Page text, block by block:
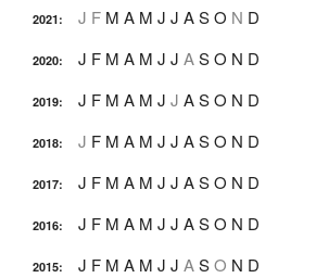
2021: J F M A M J J ASO N D
2020: J F M A M J J ASO N D
2019: J F M A M J J ASO N D
2018: J F M A M J J ASO N D
2017: J F M A M J J ASO N D
2016: J F M A M J J ASO N D
2015: J F M A M J J ASO N D